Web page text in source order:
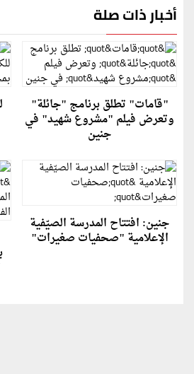
أخبار ذات صلة
"قامات" تطلق برنامج "جائلة"
وتعرض فيلم "مشروع شهيد" في
جنين
جنين: افتتاح المدرسة الصيّفية
الإعلامية "صحفيات صغيرات"